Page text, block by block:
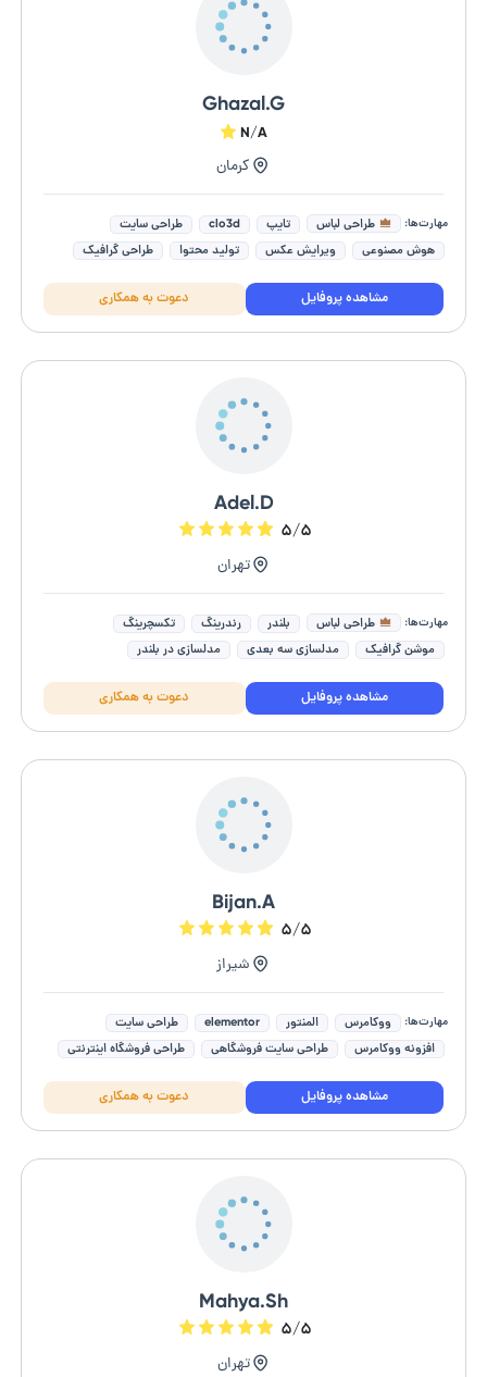
Ghazal.G
N/A
کرمان
مهارت‌ها: طراحی لباس تایپ clo3d
طراحی سایت
هوش مصنوعی
ویرایش عکس تولید محتوا
طراحی گرافیک
مشاهده پروفایل دعوت به همکاری
Adel.D
۵/۵
تهران
مهارت‌ها: طراحی لباس بلندر رندرینگ
تکسچرینگ
موشن گرافیک
مدلسازی سه بعدی
مدلسازی در بلندر
مشاهده پروفایل دعوت به همکاری
Bijan.A
۵/۵
شیراز
مهارت‌ها: ووکامرس المنتور elementor
طراحی سایت
افزونه ووکامرس
طراحی سایت فروشگاهی
طراحی فروشگاه اینترنتی
مشاهده پروفایل دعوت به همکاری
Mahya.Sh
۵/۵
تهران